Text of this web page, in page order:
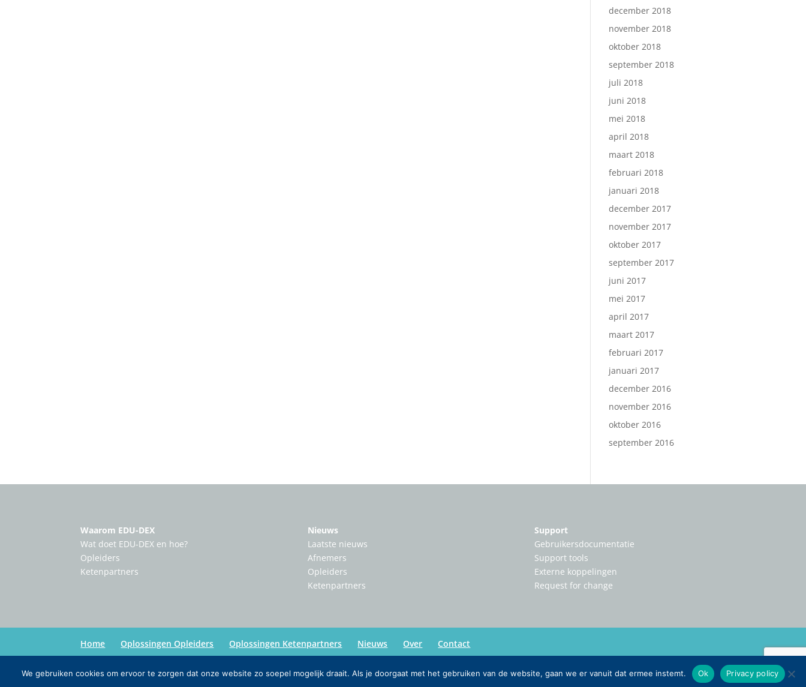
december 2018
november 2018
oktober 2018
september 2018
juli 2018
juni 2018
mei 2018
april 2018
maart 2018
februari 2018
januari 2018
december 2017
november 2017
oktober 2017
september 2017
juni 2017
mei 2017
april 2017
maart 2017
februari 2017
januari 2017
december 2016
november 2016
oktober 2016
september 2016
Waarom EDU-DEX
Wat doet EDU-DEX en hoe?
Opleiders
Ketenpartners
Nieuws
Laatste nieuws
Afnemers
Opleiders
Ketenpartners
Support
Gebruikersdocumentatie
Support tools
Externe koppelingen
Request for change
Home Oplossingen Opleiders Oplossingen Ketenpartners Nieuws Over Contact
Copyright:Edu-Dex| Credits:Inmedia
We gebruiken cookies om ervoor te zorgen dat onze website zo soepel mogelijk draait. Als je doorgaat met het gebruiken van de website, gaan we er vanuit dat ermee instemt. Ok Privacy policy